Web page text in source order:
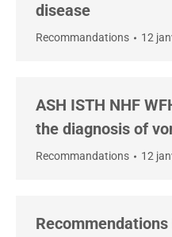
disease
Recommandations 12
ASH ISTH NHF
the diagnosis of
Recommandations 12